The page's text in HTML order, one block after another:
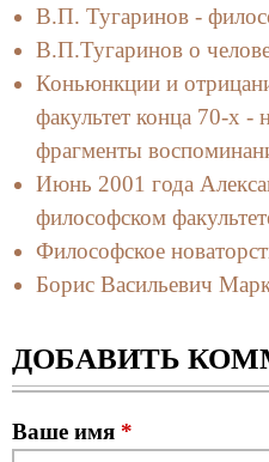
В.П. Тугаринов -
В.П.Тугаринов о
Коньюнкции и
факультет конца 70-х -
фрагменты
Июнь 2001 года
философском
Философское
Борис Васильевич
ДОБАВИТЬ
Ваше имя *